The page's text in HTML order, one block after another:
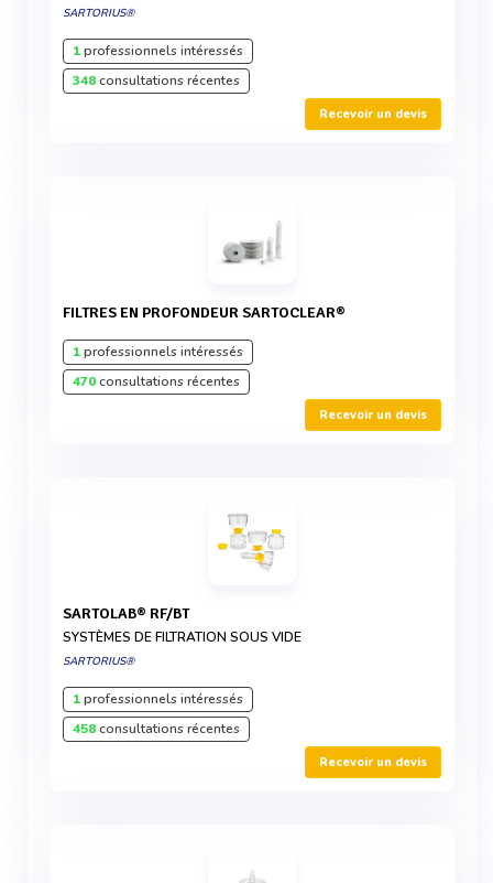
SARTORIUS®
1professionnels intéressés
348consultations récentes
Recevoir un devis
FILTRES EN PROFONDEUR SARTOCLEAR®
1professionnels intéressés
470consultations récentes
Recevoir un devis
SARTOLAB® RF/BT
SYSTÈMES DE FILTRATION SOUS VIDE
SARTORIUS®
1professionnels intéressés
458consultations récentes
Recevoir un devis